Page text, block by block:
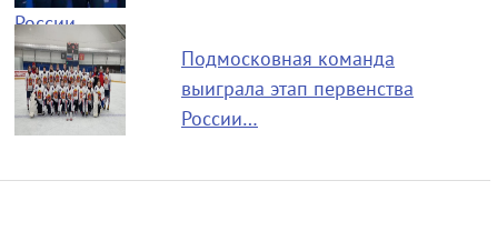
Подмосковная команда
выиграла этап первенства
России…